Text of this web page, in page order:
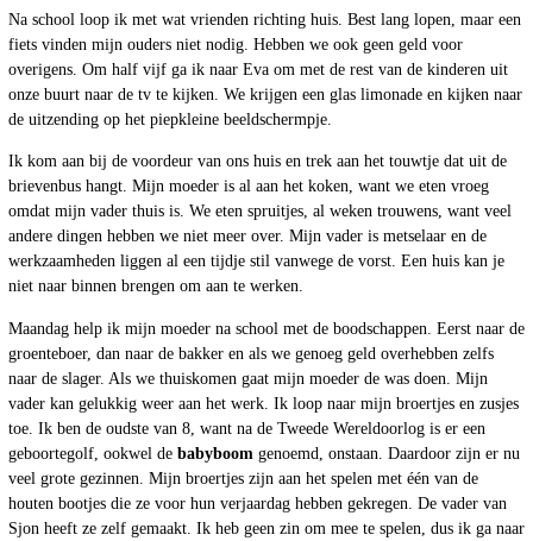
Na school loop ik met wat vrienden richting huis. Best lang lopen, maar een
fiets vinden mijn ouders niet nodig. Hebben we ook geen geld voor
overigens. Om half vijf ga ik naar Eva om met de rest van de kinderen uit
onze buurt naar de tv te kijken. We krijgen een glas limonade en kijken naar
de uitzending op het piepkleine beeldschermpje.
Ik kom aan bij de voordeur van ons huis en trek aan het touwtje dat uit de
brievenbus hangt. Mijn moeder is al aan het koken, want we eten vroeg
omdat mijn vader thuis is. We eten spruitjes, al weken trouwens, want veel
andere dingen hebben we niet meer over. Mijn vader is metselaar en de
werkzaamheden liggen al een tijdje stil vanwege de vorst. Een huis kan je
niet naar binnen brengen om aan te werken.
Maandag help ik mijn moeder na school met de boodschappen. Eerst naar de
groenteboer, dan naar de bakker en als we genoeg geld overhebben zelfs
naar de slager. Als we thuiskomen gaat mijn moeder de was doen. Mijn
vader kan gelukkig weer aan het werk. Ik loop naar mijn broertjes en zusjes
toe. Ik ben de oudste van 8, want na de Tweede Wereldoorlog is er een
geboortegolf, ookwel de babyboom genoemd, onstaan. Daardoor zijn er nu
veel grote gezinnen. Mijn broertjes zijn aan het spelen met één van de
houten bootjes die ze voor hun verjaardag hebben gekregen. De vader van
Sjon heeft ze zelf gemaakt. Ik heb geen zin om mee te spelen, dus ik ga naar